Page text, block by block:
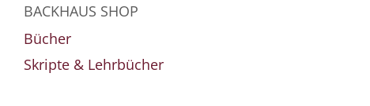
BACKHAUS SHOP
Bücher
Skripte & Lehrbücher